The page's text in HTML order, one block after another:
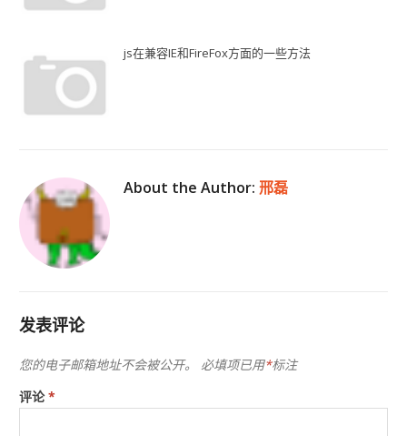
js在兼容IE和FireFox方面的一些方法
About the Author:邢磊
发表评论
您的电子邮箱地址不会被公开。 必填项已用*标注
评论*